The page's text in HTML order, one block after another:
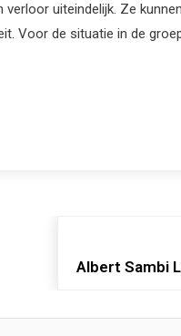
uiteindelijk. Ze
Voor de situatie in de
Albert Sambi